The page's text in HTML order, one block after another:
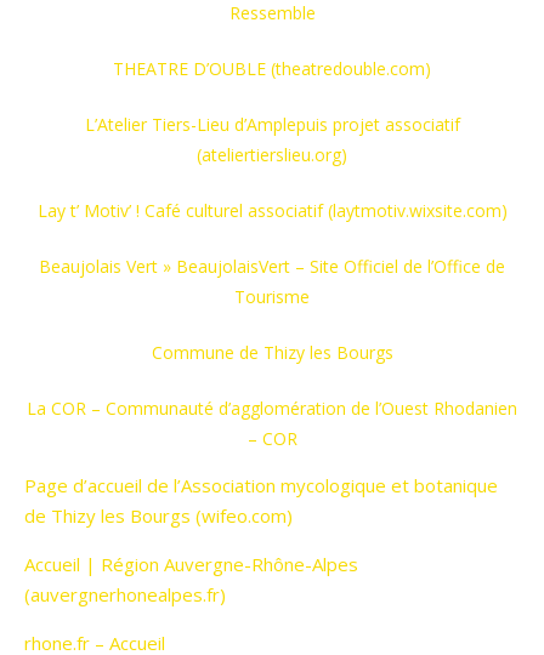
Ressemble
THEATRE D’OUBLE (theatredouble.com)
L’Atelier Tiers-Lieu d’Amplepuis projet associatif
(ateliertierslieu.org)
Lay t’ Motiv’ ! Café culturel associatif (laytmotiv.wixsite.com)
Beaujolais Vert » BeaujolaisVert – Site Officiel de l’Office de
Tourisme
Commune de Thizy les Bourgs
La COR – Communauté d’agglomération de l’Ouest Rhodanien
– COR
Page d’accueil de l’Association mycologique et botanique
de Thizy les Bourgs (wifeo.com)
Accueil | Région Auvergne-Rhône-Alpes
(auvergnerhonealpes.fr)
rhone.fr – Accueil